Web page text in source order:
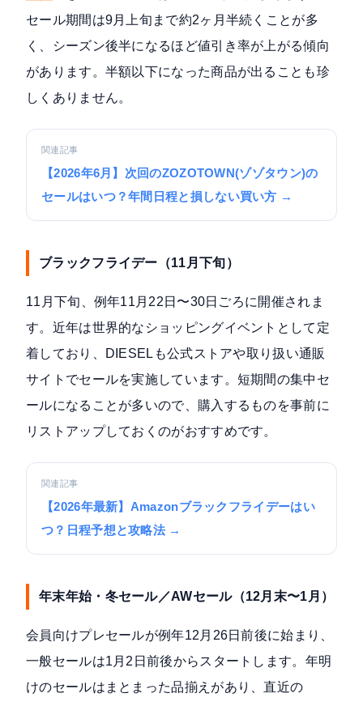
セール期間は9月上旬まで約2ヶ月半続くことが多
く、シーズン後半になるほど値引き率が上がる傾向
があります。半額以下になった商品が出ることも珍
しくありません。
関連記事
【2026年6月】次回のZOZOTOWN(ゾゾタウン)の
セールはいつ？年間日程と損しない買い方 →
ブラックフライデー（11月下旬）
11月下旬、例年11月22日〜30日ごろに開催されま
す。近年は世界的なショッピングイベントとして定
着しており、DIESELも公式ストアや取り扱い通販
サイトでセールを実施しています。短期間の集中セ
ールになることが多いので、購入するものを事前に
リストアップしておくのがおすすめです。
関連記事
【2026年最新】Amazonブラックフライデーはい
つ？日程予想と攻略法 →
年末年始・冬セール／AWセール（12月末〜1月）
会員向けプレセールが例年12月26日前後に始まり、
一般セールは1月2日前後からスタートします。年明
けのセールはまとまった品揃えがあり、直近の